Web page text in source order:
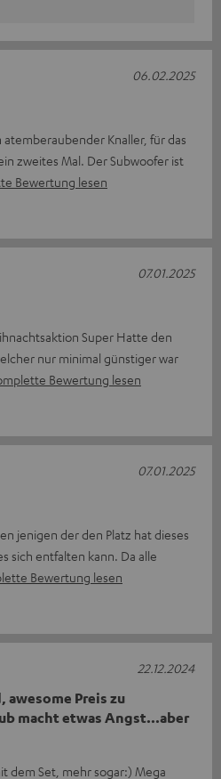
atemberaubender Knaller, für das
zweites Mal. Der Subwoofer ist
Bewertung lesen
06.02.2025
Super Hatte den
nur minimal günstiger war
Bewertung lesen
07.01.2025
jenigen der den Platz hat dieses
sich entfalten kann. Da alle
Bewertung lesen
07.01.2025
awesome Preis zu
macht etwas Angst...aber
dem Set, mehr sogar:) Mega
22.12.2024